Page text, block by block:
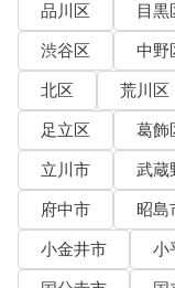
品川区
目黒
渋谷区
中野
北区
荒川区
足立区
葛飾
立川市
武蔵
府中市
昭島
小金井市
小